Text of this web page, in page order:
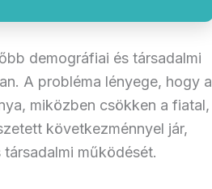
demográfiai és társadalmi
A probléma lényege, hogy a
miközben csökken a fiatal,
következménnyel jár,
működését.